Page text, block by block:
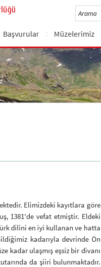
Başvurular Müzelerimiz
Elimizdeki kayıtlara göre
1381'de vefat etmiştir. Eldeki
dilini en iyi kullanan ve hatta
kadarıyla devrinde Ön
kadar ulaşmış eşsiz bir divanı
da şiiri bulunmaktadır.